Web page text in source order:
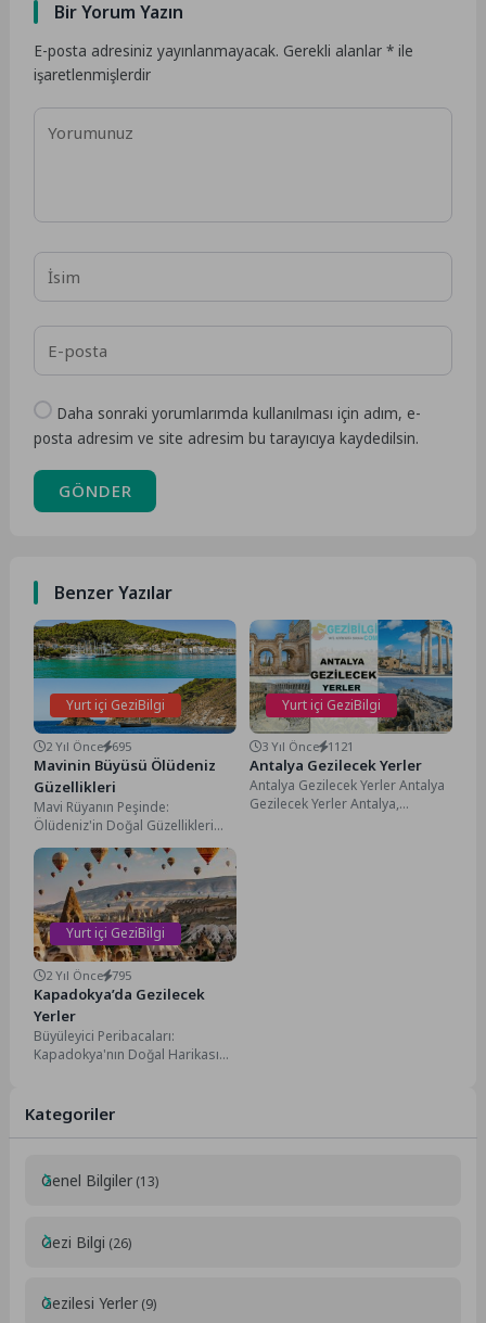
Bir Yorum Yazın
E-posta adresiniz yayınlanmayacak. Gerekli alanlar* ile
işaretlenmişlerdir
Daha sonraki yorumlarımda kullanılması için adım, e-
posta adresim ve site adresim bu tarayıcıya kaydedilsin.
GÖNDER
Benzer Yazılar
Yurt içi GeziBilgi
2 Yıl Önce 695
Mavinin Büyüsü Ölüdeniz
Güzellikleri
Mavi Rüyanın Peşinde:
Ölüdeniz'in Doğal Güzellikleri
Ölüdeniz'in Eşsiz Doğal
Güzellikleri Mavinin Büyüsü
Ölüdeniz Güzellikleri,
Türkiye'nin...
Yurt içi GeziBilgi
3 Yıl Önce 1121
Antalya Gezilecek Yerler
Antalya Gezilecek Yerler Antalya
Gezilecek Yerler Antalya,
Yurt içi GeziBilgi
2 Yıl Önce 795
Kapadokya’da Gezilecek
Yerler
Büyüleyici Peribacaları:
Kapadokya'nın Doğal Harikası
görkemli ve benzersiz doğal...
Kategoriler
Genel Bilgiler (13)
Gezi Bilgi (26)
Gezilesi Yerler (9)